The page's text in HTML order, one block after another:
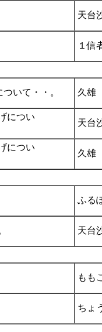
天台
１信
いて・・。 久雄
につい
天台
につい
久雄
ふる
天台
もも
ちょ